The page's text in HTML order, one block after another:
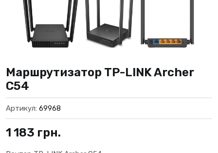
Маршрутизатор TP-LINK Archer
C54
Артикул: 69968
1 183 грн.